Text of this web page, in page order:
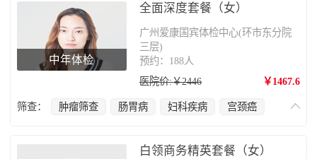
中年体检
全面深度套餐（女）
广州爱康国宾体检中心(环市东分院
三层)
预约：188人
医院价:￥2446
￥1467.6
筛查： 肿瘤筛查 肠胃病 妇科疾病
宫颈癌
骨质疏松
白领商务精英套餐（女）